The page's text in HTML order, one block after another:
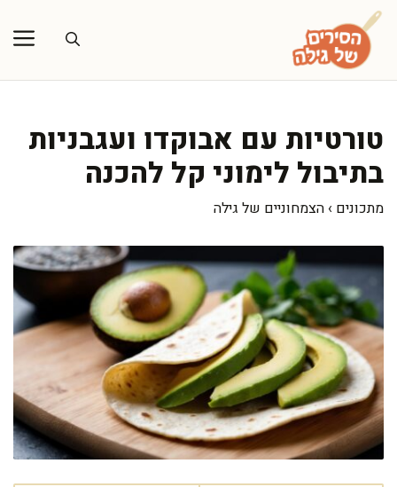
לדלג
לתוכן
טורטיות עם אבוקדו ועגבניות
בתיבול לימוני קל להכנה
מתכונים › הצמחוניים של גילה